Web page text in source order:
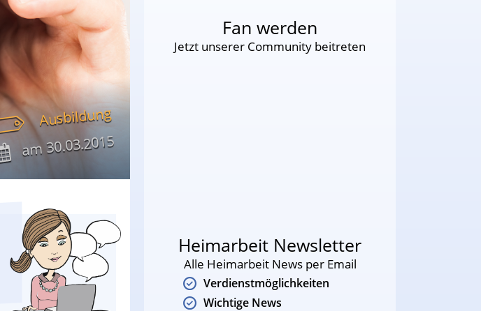
Ausbildung
am30.03.2015
Fan werden
Jetzt unserer Community beitreten
Heimarbeit Newsletter
Alle Heimarbeit News per Email
Verdienstmöglichkeiten
Wichtige News